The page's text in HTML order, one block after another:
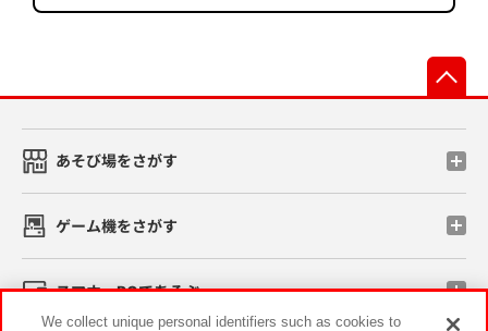
あそび場をさがす
ゲーム機をさがす
スマホ・PCであそぶ
We collect unique personal identifiers such as cookies to